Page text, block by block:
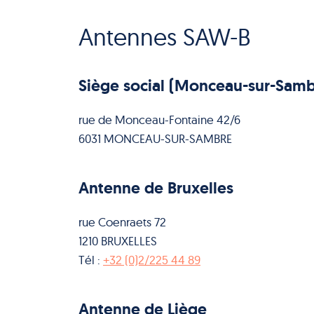
Antennes SAW-B
Siège social (Monceau-sur-
rue de Monceau-Fontaine 42/6
6031 MONCEAU-SUR-SAMBRE
Antenne de Bruxelles
rue Coenraets 72
1210 BRUXELLES
Tél : +32 (0)2/225 44 89
Antenne de Liège